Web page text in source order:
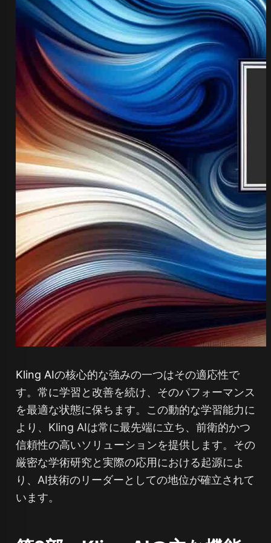
Kling AIの核心的な強みの一つはその適応性で
す。常に学習と改善を続け、そのパフォーマンス
を最適な状態に保ちます。この動的な学習能力に
より、Kling AIは常に最先端に立ち、前衛的かつ
信頼性の高いソリューションを提供します。その
厳密な学術研究と実際の応用における起源によ
り、AI技術のリーダーとしての地位が確立されて
います。